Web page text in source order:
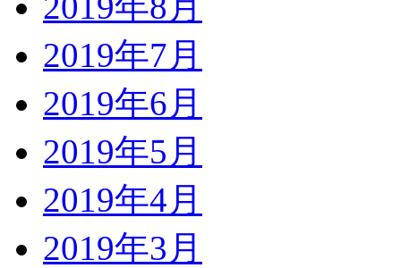
2019年7月
2019年6月
2019年5月
2019年4月
2019年3月